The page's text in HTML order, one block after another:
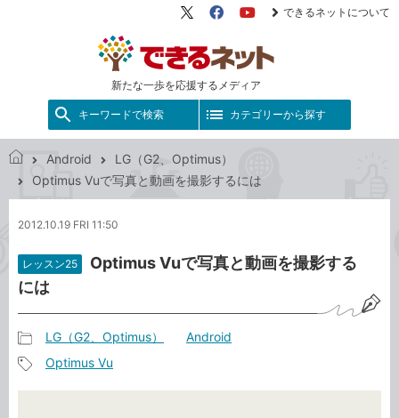
新たな一歩を応援するメディア
X（旧
FacebookYouTube
できるネットについて
キーワードで検索 カテゴリーから探す
で
ネ
ト
Android
LG（G2、Optimus）
Optimus Vuで写真と動画を撮影するには
2012.10.19 FRI 11:50
レッスン25
Optimus Vuで写真と動画を撮影する
には
事
カ
LG（G2、Optimus） Android
Optimus Vu